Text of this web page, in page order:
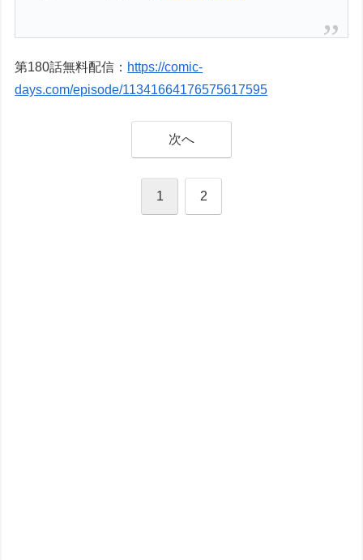
第180話無料配信： https://comic-
days.com/episode/11341664176575617595
次へ
1 2